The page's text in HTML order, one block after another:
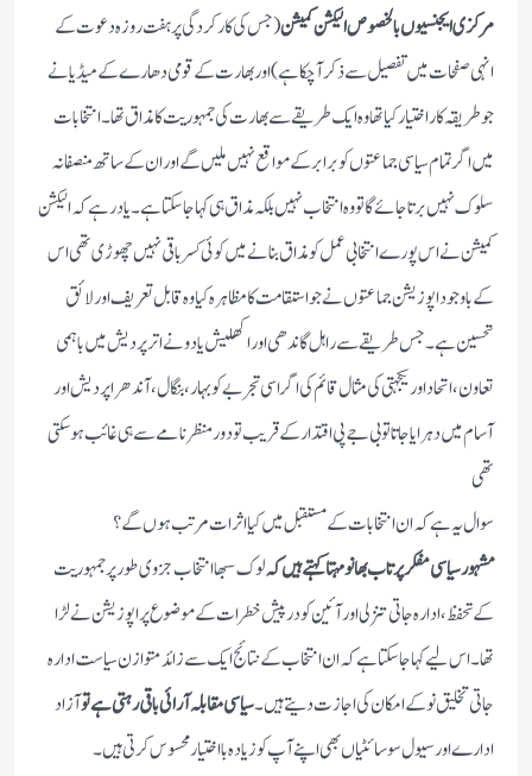
مرکزی ایجنسیوں بالخصوص الیکشن کمیشن(جس کی کارکردگی پر ہفت روزہ دعوت کے
انہی صفحات میں تفصیل سے ذکر آچکا ہے) اور بھارت کے قومی دھارے کے میڈیا نے
جو طریقہ کار اختیار کیا تھا وہ ایک طریقے سے بھارت کی جمہوریت کا مذاق تھا۔ انتخابات
میں اگر تمام سیاسی جماعتوں کو برابر کے مواقع نہیں ملیں گے اور ان کے ساتھ منصفانہ
سلوک نہیں برتا جائے گا تو وہ انتخاب نہیں بلکہ مذاق ہی کہا جاسکتا ہے۔ یاد رہے کہ الیکشن
کمیشن نے اس پور ے انتخابی عمل کو مذاق بنانے میں کوئی کسر باقی نہیں چھوڑی تھی اس
کے باوجود اپوزیشن جماعتوں نے جو استقامت کا مظاہرہ کیا وہ قابل تعریف اور لائق
تحسین ہے۔ جس طریقے سے راہل گاندھی اور اکھلیش یادو نے اتر پردیش میں باہمی
تعاون، اتحاد اور یکجہتی کی مثال قائم کی اگر اسی تجربے کو بہار، بنگال، آندھرا پردیش اور
آسام میں دہرایا جاتا تو بی جے پی اقتدار کے قریب تو دور منظر نامے سے ہی غائب ہوسکتی
تھی
سوال یہ ہے کہ ان انتخابات کے مستقبل میں کیا اثرات مرتب ہوں گے؟
مشہور سیاسی مفکر پرتاب بھانو مہتا کہتے ہیں کہلوک سبھا انتخاب جزوی طور پر جمہوریت
کے تحفظ، ادارہ جاتی تنزلی اور آئین کو درپیش خطرات کے موضوع پر اپوزیشن نے لڑا
تھا۔ اس لیے کہا جا سکتا ہے کہ ان انتخاب کے نتائج ایک سے زائد متوازن سیاست ادارہ
جاتی تخلیق نو کے امکان کی اجازت دیتے ہیں۔سیاسی مقابلہ آرائی باقی رہتی ہے توآزاد
ادارے اور سیول سوسائٹیاں بھی اپنے آپ کو زیادہ با اختیار محسوس کرتی ہیں۔